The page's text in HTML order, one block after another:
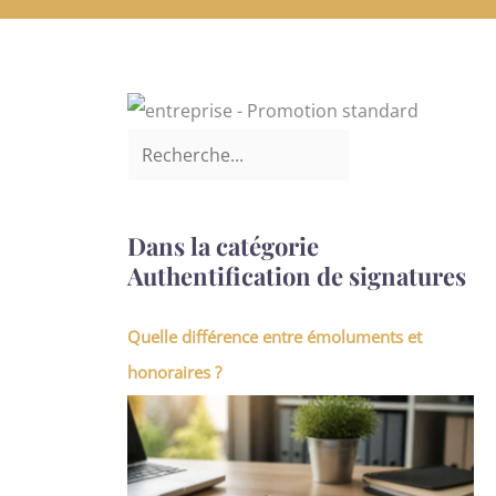
Dans la catégorie
Authentification de signatures
Quelle différence entre émoluments et
honoraires ?